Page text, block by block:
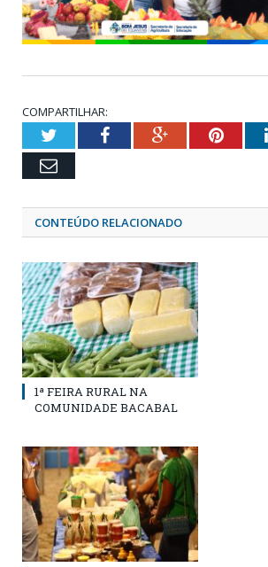
COMPARTILHAR:
TwitterFacebookGoogle+
Email
CONTEÚDO RELACIONADO
1ª FEIRA RURAL NA
COMUNIDADE BACABAL